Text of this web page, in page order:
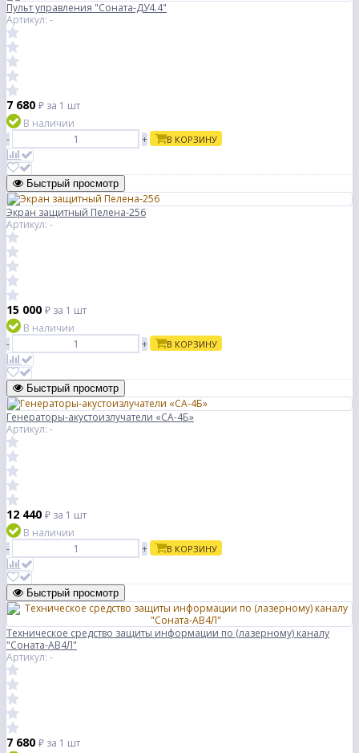
Пульт управления "Соната-ДУ4.4"
Артикул: -
7 680 ₽ за 1 шт
В наличии
-
+ В КОРЗИНУ
Быстрый просмотр
Экран защитный Пелена-256
Артикул: -
15 000 ₽ за 1 шт
В наличии
-
+ В КОРЗИНУ
Быстрый просмотр
Генераторы-акустоизлучатели «СА-4Б»
Артикул: -
12 440 ₽ за 1 шт
В наличии
-
+ В КОРЗИНУ
Быстрый просмотр
Техническое средство защиты информации по (лазерному) каналу
"Соната-АВ4Л"
Артикул: -
7 680 ₽ за 1 шт